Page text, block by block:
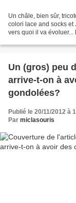
Un châle, bien sûr,
colori lace and socks et
vers quoi il va
Un (gros) peu
arrive-t-on à
gondolées?
Publié le 20/11/2012 à
Par miclasouris